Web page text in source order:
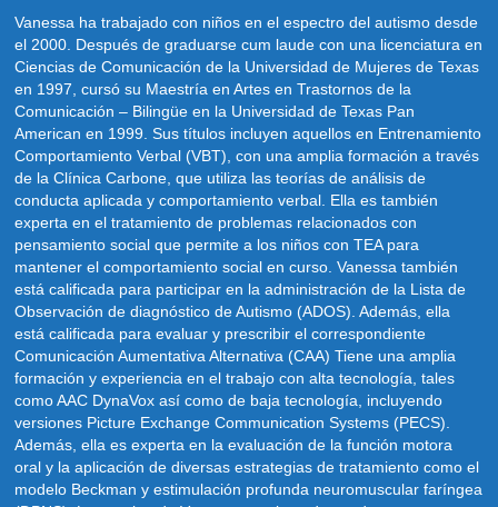
Vanessa ha trabajado con niños en el espectro del autismo desde
el 2000. Después de graduarse cum laude con una licenciatura en
Ciencias de Comunicación de la Universidad de Mujeres de Texas
en 1997, cursó su Maestría en Artes en Trastornos de la
Comunicación – Bilingüe en la Universidad de Texas Pan
American en 1999. Sus títulos incluyen aquellos en Entrenamiento
Comportamiento Verbal (VBT), con una amplia formación a través
de la Clínica Carbone, que utiliza las teorías de análisis de
conducta aplicada y comportamiento verbal. Ella es también
experta en el tratamiento de problemas relacionados con
pensamiento social que permite a los niños con TEA para
mantener el comportamiento social en curso. Vanessa también
está calificada para participar en la administración de la Lista de
Observación de diagnóstico de Autismo (ADOS). Además, ella
está calificada para evaluar y prescribir el correspondiente
Comunicación Aumentativa Alternativa (CAA) Tiene una amplia
formación y experiencia en el trabajo con alta tecnología, tales
como AAC DynaVox así como de baja tecnología, incluyendo
versiones Picture Exchange Communication Systems (PECS).
Además, ella es experta en la evaluación de la función motora
oral y la aplicación de diversas estrategias de tratamiento como el
modelo Beckman y estimulación profunda neuromuscular faríngea